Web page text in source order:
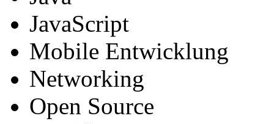
JavaScript
Mobile Entwicklung
Networking
Open Source